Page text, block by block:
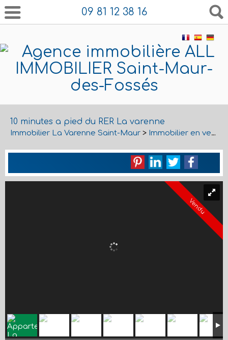
09 81 12 38 16
10 minutes a pied du RER La varenne
Immobilier La Varenne Saint-Maur > Immobilier en vente La Varenne Saint-Maur
Vendu